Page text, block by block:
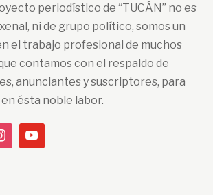
periodístico de “TUCÁN” no es
ni de grupo político, somos un
el trabajo profesional de muchos
contamos con el respaldo de
anunciantes y suscriptores, para
ésta noble labor.